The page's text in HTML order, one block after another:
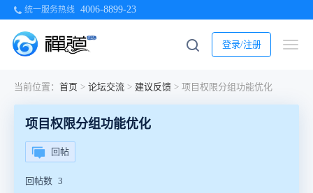
统一服务热线 4006-8899-23
登录/注册
当前位置： 首页 > 论坛交流 > 建议反馈 > 项目权限分组功能优化
项目权限分组功能优化
回帖
回帖数 3